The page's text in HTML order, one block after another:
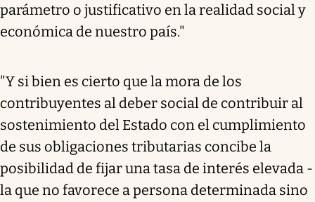
parámetro o justificativo en la realidad social y
económica de nuestro país."
"Y si bien es cierto que la mora de los
contribuyentes al deber social de contribuir al
sostenimiento del Estado con el cumplimiento
de sus obligaciones tributarias concibe la
posibilidad de fijar una tasa de interés elevada -
la que no favorece a persona determinada sino